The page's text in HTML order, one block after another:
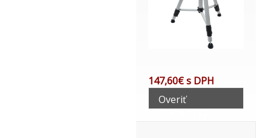
147,60€ s DPH
Overiť
telefonicky